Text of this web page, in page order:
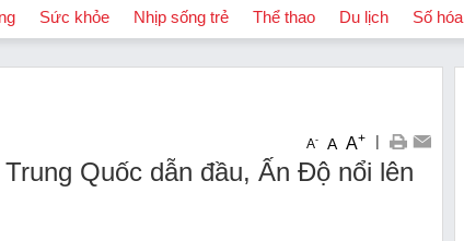
Sức khỏe Nhịp sống trẻ Thể thao Du lịch Số hóa
A- A A+ |
Quốc dẫn đầu, Ấn Độ nổi lên